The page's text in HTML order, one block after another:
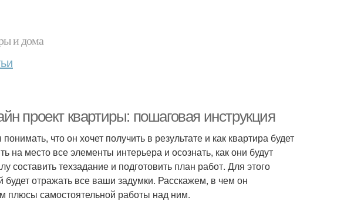
и дома
проект квартиры: пошаговая инструкция
что он хочет получить в результате и как квартира будет
на место все элементы интерьера и осознать, как они будут
техзадание и подготовить план работ. Для этого
будет отражать все ваши задумки. Расскажем, в чем он
плюсы самостоятельной работы над ним.